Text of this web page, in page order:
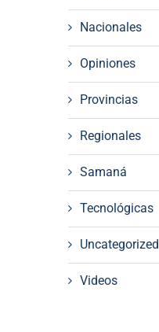
Nacionales
Opiniones
Provincias
Regionales
Samaná
Tecnológicas
Uncategorized
Videos